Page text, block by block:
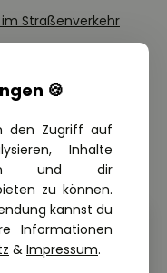
Straßenverkehr
Nähe
Du wartest auf
Fahrschule in der
Wick
🍪
den Zugriff auf
Inhalte
und dir
zu können.
kannst du
Informationen
& Impressum.